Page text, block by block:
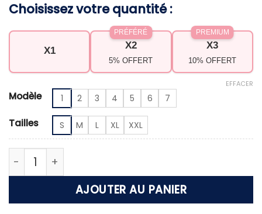
Choisissez votre quantité :
X1 X2
5% OFFERT
PRÉFÉRÉ
X3
10% OFFERT
PREMIUM
Modèle 1 2 3 4 5 6 7
Tailles S M L XL XXL
EFFACER
quantité de Robe à fleur – Élégance
AJOUTER AU PANIER